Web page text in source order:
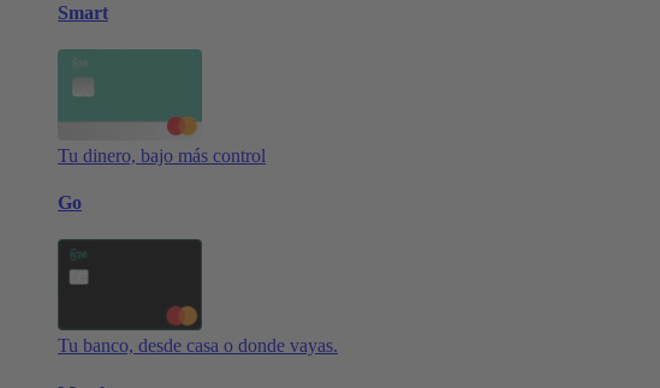
Smart
Tu dinero, bajo más control
Go
Tu banco, desde casa o donde vayas.